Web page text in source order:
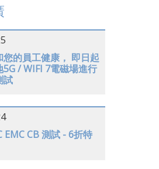
您的員工健康， 即日起
5G / WIFI 7電磁場進行
試
EMC CB 測試 - 6折特